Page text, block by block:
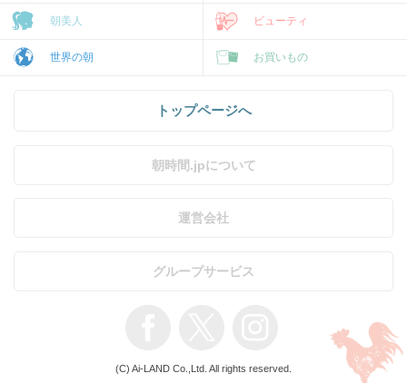
朝美人 ビューティ
世界の朝 お買いもの
トップページへ
朝時間.jpについて
運営会社
グループサービス
(C) Ai-LAND Co.,Ltd. All rights reserved.